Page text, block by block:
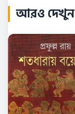
আরও দেখুন